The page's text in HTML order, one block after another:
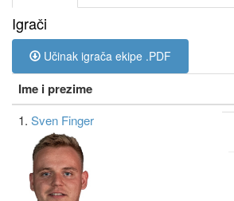
Igrači
Učinak igrača ekipe .PDF
Ime i prezime
1. Sven Finger